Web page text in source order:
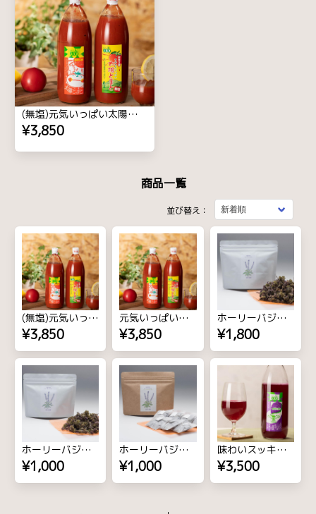
(無塩)元気いっぱい太陽のトマトジュースセット1000ml 3本
¥3,850
商品一覧
並び替え：
(無塩)元気いっぱい太陽のトマトジュースセット1000ml 3本
¥3,850
元気いっぱい太陽のトマトジュースセット 1000ml 3本
¥3,850
ホーリーバジルティー（茶葉20g）
¥1,800
ホーリーバジルティー（茶葉10g）
¥1,000
ホーリーバジルティー（ティーバッグ1g×7包入り）
¥1,000
味わいスッキリしその葉キレイ 1000ml 3本
¥3,500